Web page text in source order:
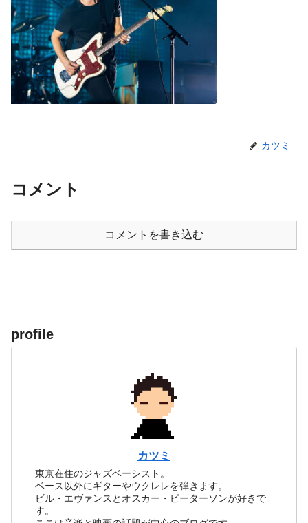
カツミ
コメント
コメントを書き込む
profile
カツミ
東京在住のジャズベーシスト。
ベース以外にギターやウクレレを弾きます。
ビル・エヴァンスとオスカー・ピーターソンが好きで
す。